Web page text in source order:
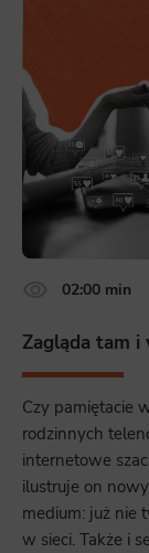
02:00 min
Zagląda tam i
Czy pamiętacie
rodzinnych
internetowe
ilustruje on
medium: już nie
w sieci. Także i